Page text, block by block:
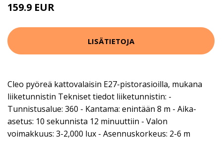
159.9 EUR
LISÄTIETOJA
Cleo pyöreä kattovalaisin E27-pistorasioilla, mukana
liiketunnistin Tekniset tiedot liiketunnistin: -
Tunnistusalue: 360 - Kantama: enintään 8 m - Aika-
asetus: 10 sekunnista 12 minuuttiin - Valon
voimakkuus: 3-2,000 lux - Asennuskorkeus: 2-6 m